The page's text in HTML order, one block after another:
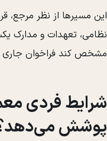
این مسیرها از نظر مرجع،
نظامی، تعهدات و مدارک
مشخص کند فراخوان جاری
شرایط فردی
پوشش